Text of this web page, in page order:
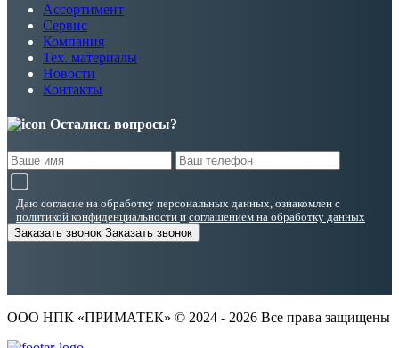
Ассортимент
Сервис
Компания
Тех. материалы
Новости
Контакты
Остались вопросы?
Даю согласие на обработку персональных данных, ознакомлен с
политикой конфиденциальности и соглашением на обработку данных
Заказать звонок Заказать звонок
ООО НПК «ПРИМАТЕК» © 2024 - 2026 Все права защищены